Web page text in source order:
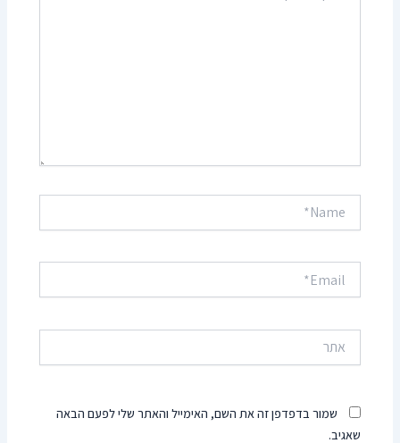
שמור בדפדפן זה את השם, האימייל והאתר שלי לפעם הבאה
שאגיב.